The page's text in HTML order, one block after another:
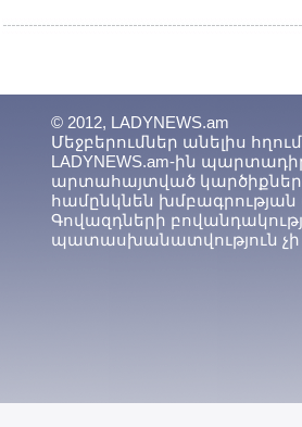
© 2012, LADYNEWS.am
Մեջբերումներ անելիս
LADYNEWS.am-ին
արտահայտված
համընկնեն
Գովազդների
պատասխանատվություն չի